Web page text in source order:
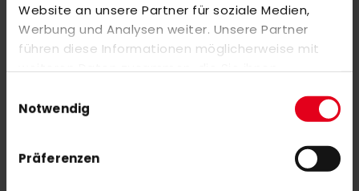
Website an unsere Partner für soziale Medien,
Werbung und Analysen weiter. Unsere Partner
führen diese Informationen möglicherweise mit
weiteren Daten zusammen, die Sie ihnen
Nutzung der Dienste gesammelt haben.
Notwendig
Präferenzen
adidas VFL Pinneberg Shorts Youth rot